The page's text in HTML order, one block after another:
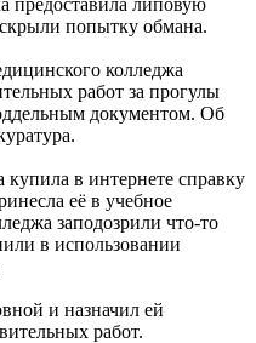
попытку обмана.
колледжа
работ за прогулы
документом. Об
в интернете справку
её в учебное
заподозрили что-то
в использовании
и назначил ей
работ.